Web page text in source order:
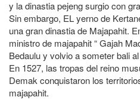
y la dinastia pejeng surgio con
Sin embargo, EL yerno de
una gran dinastia de Majapahit.
ministro de majapahit “ Gajah
Bedaulu y volvio a someter bali
En 1527, las tropas del reino
Demak conquistaron los
majapahit.